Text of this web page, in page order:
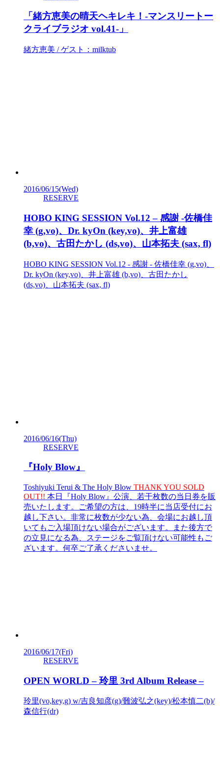
「緒方恵美の晴天ヘキレキ！-マンスリートー
クライブラジオ vol.41-」
緒方恵美 / ゲスト：milktub
2016/06/15(Wed)
RESERVE
HOBO KING SESSION Vol.12 – 感謝 -佐橋佳
幸 (g,vo)、Dr. kyOn (key,vo)、井上富雄
(b,vo)、古田たかし (ds,vo)、山本拓夫 (sax, fl)
HOBO KING SESSION Vol.12 - 感謝 - 佐橋佳幸 (g,vo)、
Dr. kyOn (key,vo)、井上富雄 (b,vo)、古田たかし
(ds,vo)、山本拓夫 (sax, fl)
2016/06/16(Thu)
RESERVE
『Holy Blow』
Toshiyuki Terui & The Holy Blow THANK YOU SOLD
OUT!! 本日『Holy Blow』公演、若干枚数の当日券を販
売いたします。ご希望の方は、19時半に当店受付にお
越し下さい。非常に枚数が少ない為、会場にお越し頂
いてもご入場頂けない場合がございます。また後方で
の立見になる為、ステージをご覧頂けない可能性もご
ざいます。何卒ご了承くださいませ。
2016/06/17(Fri)
RESERVE
OPEN WORLD – 玲里 3rd Album Release –
玲里(vo,key,g) w/吉良知彦(g)/難波弘之(key)/松本慎二(b)/
森信行(dr)